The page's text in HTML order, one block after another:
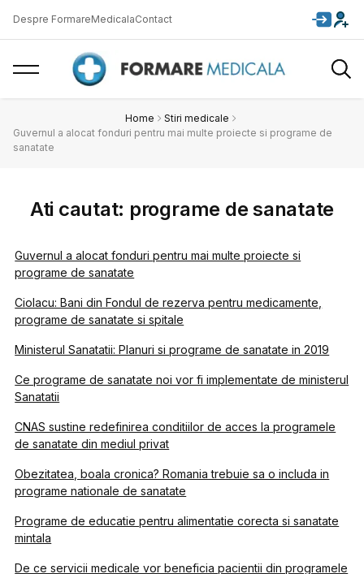
Despre FormareMedicalaContact
Home
Stiri medicale
Guvernul a alocat fonduri pentru mai multe proiecte si programe de
sanatate
Ati cautat: programe de sanatate
Guvernul a alocat fonduri pentru mai multe proiecte si
programe de sanatate
Ciolacu: Bani din Fondul de rezerva pentru medicamente,
programe de sanatate si spitale
Ministerul Sanatatii: Planuri si programe de sanatate in 2019
Ce programe de sanatate noi vor fi implementate de ministerul
Sanatatii
CNAS sustine redefinirea conditiilor de acces la programele
de sanatate din mediul privat
Obezitatea, boala cronica? Romania trebuie sa o includa in
programe nationale de sanatate
Programe de educatie pentru alimentatie corecta si sanatate
mintala
De ce servicii medicale vor beneficia pacientii din programele